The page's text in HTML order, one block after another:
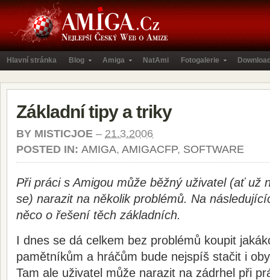
Hlavní stránka Blog Amiga NatAmi Fotogalerie
Základní tipy a triky
BY MISTICJOE – 21.3.2006
POSTED IN: AMIGA, AMIGACFP, SOFTWARE
Při práci s Amigou může běžný uživatel (ať už
se) narazit na několik problémů. Na
něco o řešení těch základních.
I dnes se dá celkem bez problémů koupit
pamětníkům a hráčům bude nejspíš stačit i
Tam ale uživatel může narazit na zádrhel při